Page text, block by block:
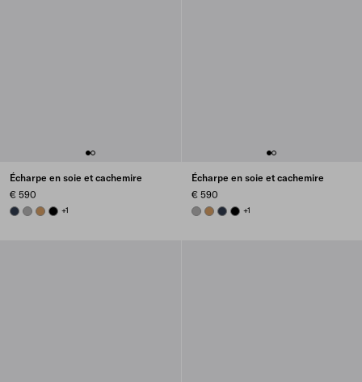
Écharpe en soie et cachemire
€ 590
NAVYMARBLE GRAY
CAMEL BROWN
BLACK
+1
Écharpe en soie et cachemire
€ 590
MARBLE GRAY
CAMEL BROWN
NAVYBLACK
+1